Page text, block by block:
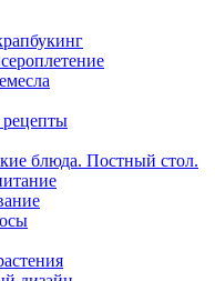
блюда. Постный стол.